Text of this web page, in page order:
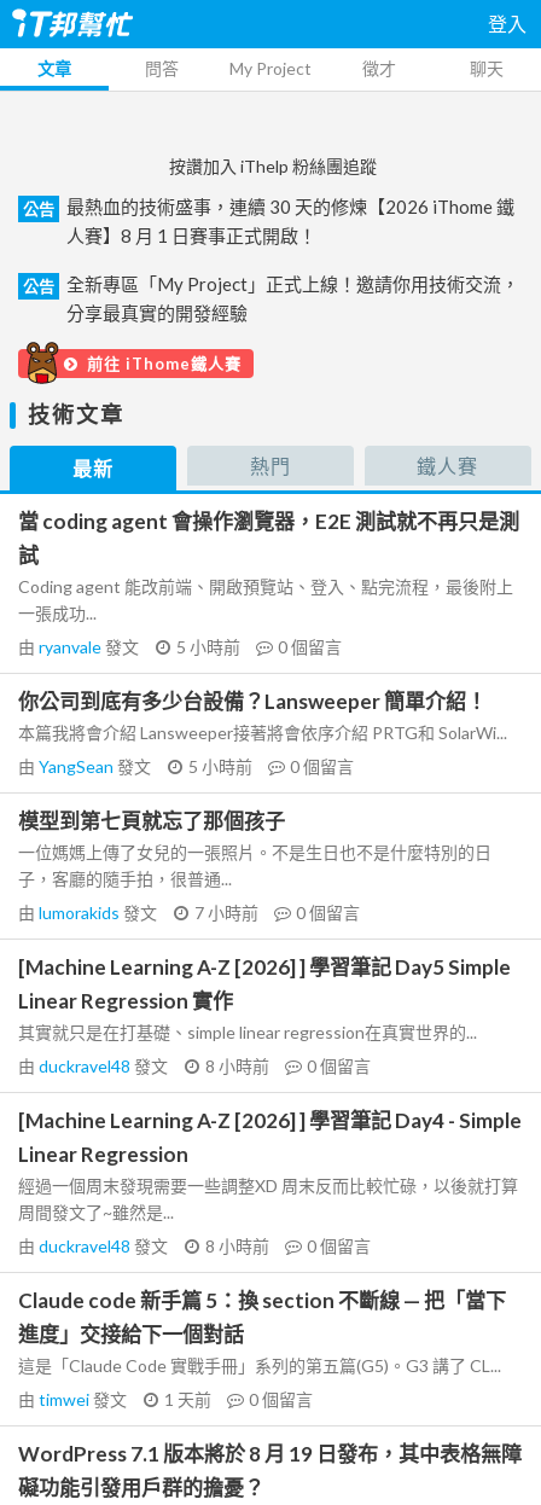
登入
文章 問答 My Project 徵才 聊天
按讚加入 iThelp 粉絲團追蹤
公告
最熱血的技術盛事，連續 30 天的修煉【2026 iThome 鐵
人賽】8 月 1 日賽事正式開啟！
公告
全新專區「My Project」正式上線！邀請你用技術交流，
分享最真實的開發經驗
前往 iThome鐵人賽
技術文章
最新 熱門 鐵人賽
當 coding agent 會操作瀏覽器，E2E 測試就不再只是測
試
Coding agent 能改前端、開啟預覽站、登入、點完流程，最後附上
一張成功...
由 ryanvale發文 5 小時前 0個留言
你公司到底有多少台設備？Lansweeper 簡單介紹！
本篇我將會介紹 Lansweeper接著將會依序介紹 PRTG和 SolarWi...
由 YangSean 發文 5 小時前 0個留言
模型到第七頁就忘了那個孩子
一位媽媽上傳了女兒的一張照片。不是生日也不是什麼特別的日
子，客廳的隨手拍，很普通...
由 lumorakids 發文 7 小時前 0個留言
[Machine Learning A-Z [2026] ] 學習筆記 Day5 Simple
Linear Regression 實作
其實就只是在打基礎、simple linear regression在真實世界的...
由 duckravel48 發文 8 小時前 0個留言
[Machine Learning A-Z [2026] ] 學習筆記 Day4 - Simple
Linear Regression
經過一個周末發現需要一些調整XD 周末反而比較忙碌，以後就打算
周間發文了~雖然是...
由 duckravel48 發文 8 小時前 0個留言
Claude code 新手篇 5：換 section 不斷線 — 把「當下
進度」交接給下一個對話
這是「Claude Code 實戰手冊」系列的第五篇(G5)。G3 講了 CL...
由 timwei發文 1 天前 0個留言
WordPress 7.1 版本將於 8 月 19 日發布，其中表格無障
礙功能引發用戶群的擔憂？